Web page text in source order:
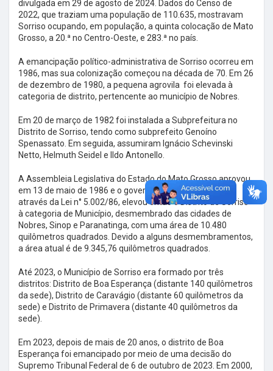
divulgada em 29 de agosto de 2024. Dados do Censo de
2022, que traziam uma população de 110.635, mostravam
Sorriso ocupando, em população, a quinta colocação de Mato
Grosso, a 20.ª no Centro-Oeste, e 283.ª no país.
A emancipação político-administrativa de Sorriso ocorreu em
1986, mas sua colonização começou na década de 70. Em 26
de dezembro de 1980, a pequena agrovila foi elevada à
categoria de distrito, pertencente ao município de Nobres.
Em 20 de março de 1982 foi instalada a Subprefeitura no
Distrito de Sorriso, tendo como subprefeito Genoíno
Spenassato. Em seguida, assumiram Ignácio Schevinski
Netto, Helmuth Seidel e Ildo Antonello.
A Assembleia Legislativa do Estado do Mato Grosso aprovou
em 13 de maio de 1986 e o governador Júlio Campos,
através da Lei n° 5.002/86, elevou então o Distrito de Sorriso
à categoria de Município, desmembrado das cidades de
Nobres, Sinop e Paranatinga, com uma área de 10.480
quilômetros quadrados. Devido a alguns desmembramentos,
a área atual é de 9.345,76 quilômetros quadrados.
Até 2023, o Município de Sorriso era formado por três
distritos: Distrito de Boa Esperança (distante 140 quilômetros
da sede), Distrito de Caravágio (distante 60 quilômetros da
sede) e Distrito de Primavera (distante 40 quilômetros da
sede).
Em 2023, depois de mais de 20 anos, o distrito de Boa
Esperança foi emancipado por meio de uma decisão do
Supremo Tribunal Federal de 6 de outubro de 2023. Em 2000,